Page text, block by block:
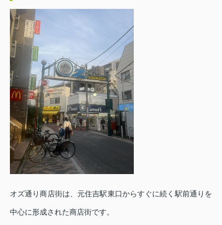
オズ通り商店街は、元住吉駅東口からすぐに続く駅前通りを
中心に形成された商店街です。